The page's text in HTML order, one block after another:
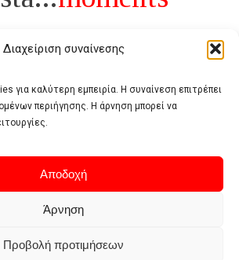
Διαχείριση συναίνεσης
για καλύτερη εμπειρία. Η συναίνεση επιτρέπει
περιήγησης. Η άρνηση μπορεί να
Αποδοχή
Άρνηση
Προβολή προτιμήσεων
αντίθετο της ανέχειας, είναι το αντίθετο της
Privacy policy Cookie policy